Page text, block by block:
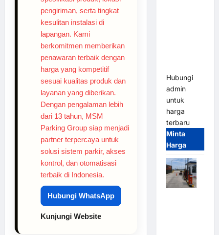
pengiriman, serta tingkat
kesulitan instalasi di
lapangan. Kami
berkomitmen memberikan
penawaran terbaik dengan
harga yang kompetitif
sesuai kualitas produk dan
layanan yang diberikan.
Dengan pengalaman lebih
dari 13 tahun, MSM
Parking Group siap menjadi
partner terpercaya untuk
solusi sistem parkir, akses
kontrol, dan otomatisasi
terbaik di Indonesia.
Hubungi WhatsApp
Kunjungi Website
Hubungi
admin
untuk
harga
terbaru
Minta
Harga